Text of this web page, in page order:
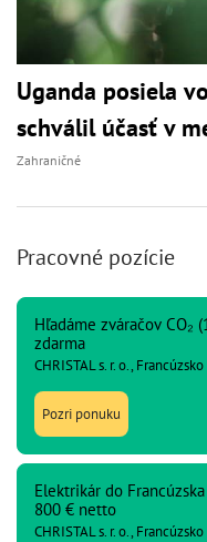
Uganda posiela
schválil účasť v
Zahraničné
Pracovné pozície
Hľadáme zváračov CO₂
zdarma
CHRISTAL s. r. o., Francúzsko
Pozri ponuku
Elektrikár do
800 € netto
CHRISTAL s. r. o., Francúzsko